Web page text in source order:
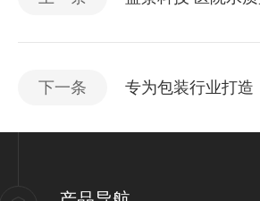
下一条 专为包装行业打造